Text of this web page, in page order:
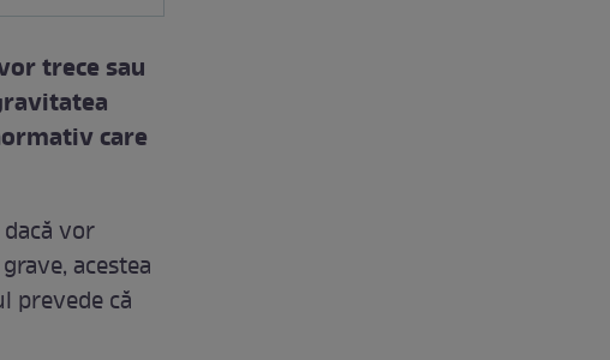
trece sau
care
vor
acestea
prevede că